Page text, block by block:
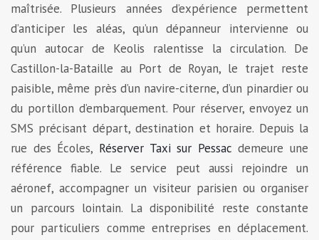
maîtrisée. Plusieurs années d’expérience permettent
d’anticiper les aléas, qu’un dépanneur intervienne ou
qu’un autocar de Keolis ralentisse la circulation. De
Castillon-la-Bataille au Port de Royan, le trajet reste
paisible, même près d’un navire-citerne, d’un pinardier ou
du portillon d’embarquement. Pour réserver, envoyez un
SMS précisant départ, destination et horaire. Depuis la
rue des Écoles, Réserver Taxi sur Pessac demeure une
référence fiable. Le service peut aussi rejoindre un
aéronef, accompagner un visiteur parisien ou organiser
un parcours lointain. La disponibilité reste constante
pour particuliers comme entreprises en déplacement.